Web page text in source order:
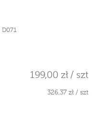
D071
199,00 zł / szt
326,37 zł / szt